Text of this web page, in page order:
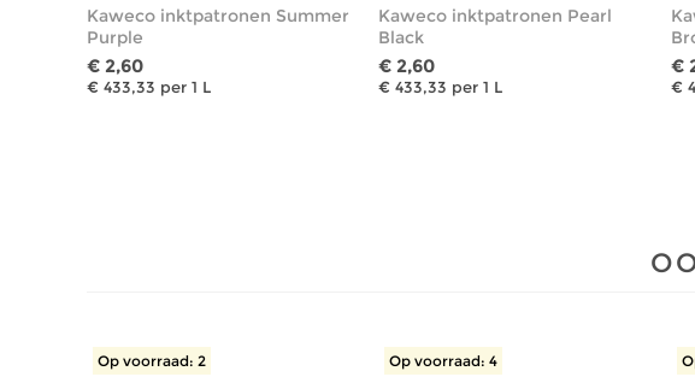
Kaweco inktpatronen Summer
Purple
€ 2,60
€ 433,33 per 1 L
Kaweco inktpatronen Pearl
Black
€ 2,60
€ 433,33 per 1 L
€
€
Op voorraad: 2 Op voorraad: 4